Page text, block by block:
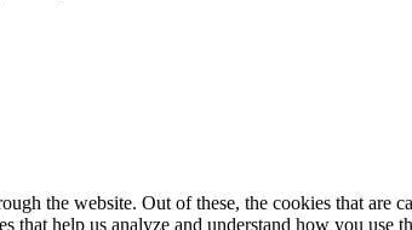
the website. Out of these, the cookies that are
that help us analyze and understand how you